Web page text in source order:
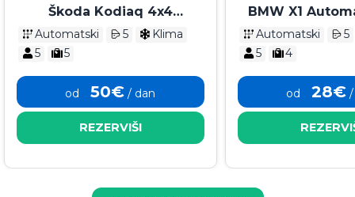
Škoda Kodiaq 4x4
Automatik 2025
Automatski 5
Klima
5
5
od 50€ / dan
REZERVIŠI
BMW X1
Automatski
5
5
4
od 28€/